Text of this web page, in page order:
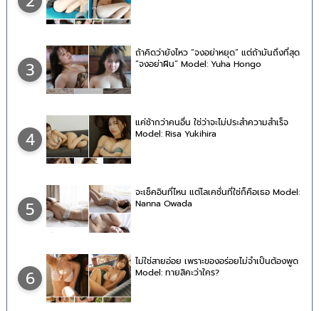
3
ถ้าคิดว่ายังไหว “จงอย่าหยุด” แต่ถ้ามันถึงที่สุด
“จงอย่าฝืน” Model: Yuha Hongo
4
แค่ช้ากว่าคนอื่น ใช่ว่าจะไม่ประสำความสำเร็จ
Model: Risa Yukihira
5
จะเช็คอินที่ไหน แต่โลเคชั่นที่ใช่ก็คือเธอ Model:
Nanna Owada
6
ไม่ใช่สายอ่อย เพราะของอร่อยไม่จำเป็นต้องพูด
Model: ทายสิคะว่าใคร?